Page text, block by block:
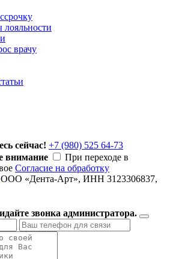
врачу
сейчас! +7 (980) 525 64-73
внимание
При переходе в
Согласие на обработку
ООО «Дента-Арт», ИНН 3123306837,
звонка администратора.